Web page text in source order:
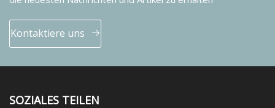
Kontaktiere uns
SOZIALES TEILEN